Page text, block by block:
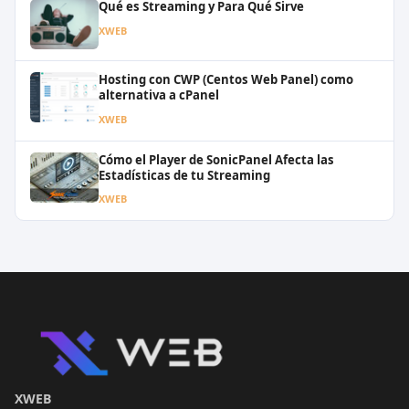
Qué es Streaming y Para Qué Sirve
XWEB
Hosting con CWP (Centos Web Panel) como
alternativa a cPanel
XWEB
Cómo el Player de SonicPanel Afecta las
Estadísticas de tu Streaming
XWEB
XWEB